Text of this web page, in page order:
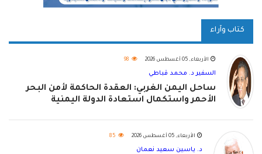
كتاب وآراء
الأربعاء, 05 أغسطس 2026 98
السفير د. محمد قباطي
ساحل اليمن الغربي: العقدة الحاكمة لأمن البحر
الأحمر واستكمال استعادة الدولة اليمنية
الأربعاء, 05 أغسطس 2026 85
د. ياسين سعيد نعمان